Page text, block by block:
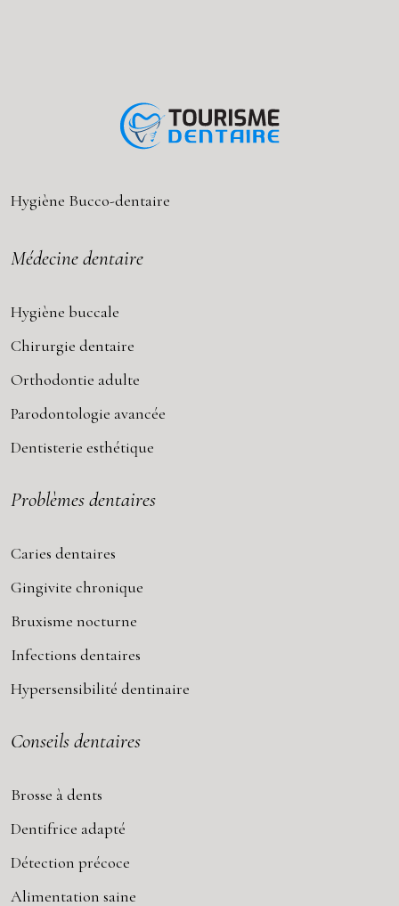
Hygiène Bucco-dentaire
Médecine dentaire
Hygiène buccale
Chirurgie dentaire
Orthodontie adulte
Parodontologie avancée
Dentisterie esthétique
Problèmes dentaires
Caries dentaires
Gingivite chronique
Bruxisme nocturne
Infections dentaires
Hypersensibilité dentinaire
Conseils dentaires
Brosse à dents
Dentifrice adapté
Détection précoce
Alimentation saine